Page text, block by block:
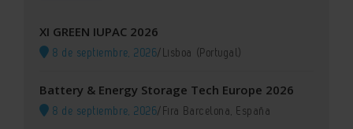
XI GREEN IUPAC 2026
8 de septiembre, 2026/Lisboa (Portugal)
Battery & Energy Storage Tech Europe 2026
8 de septiembre, 2026/Fira Barcelona, España